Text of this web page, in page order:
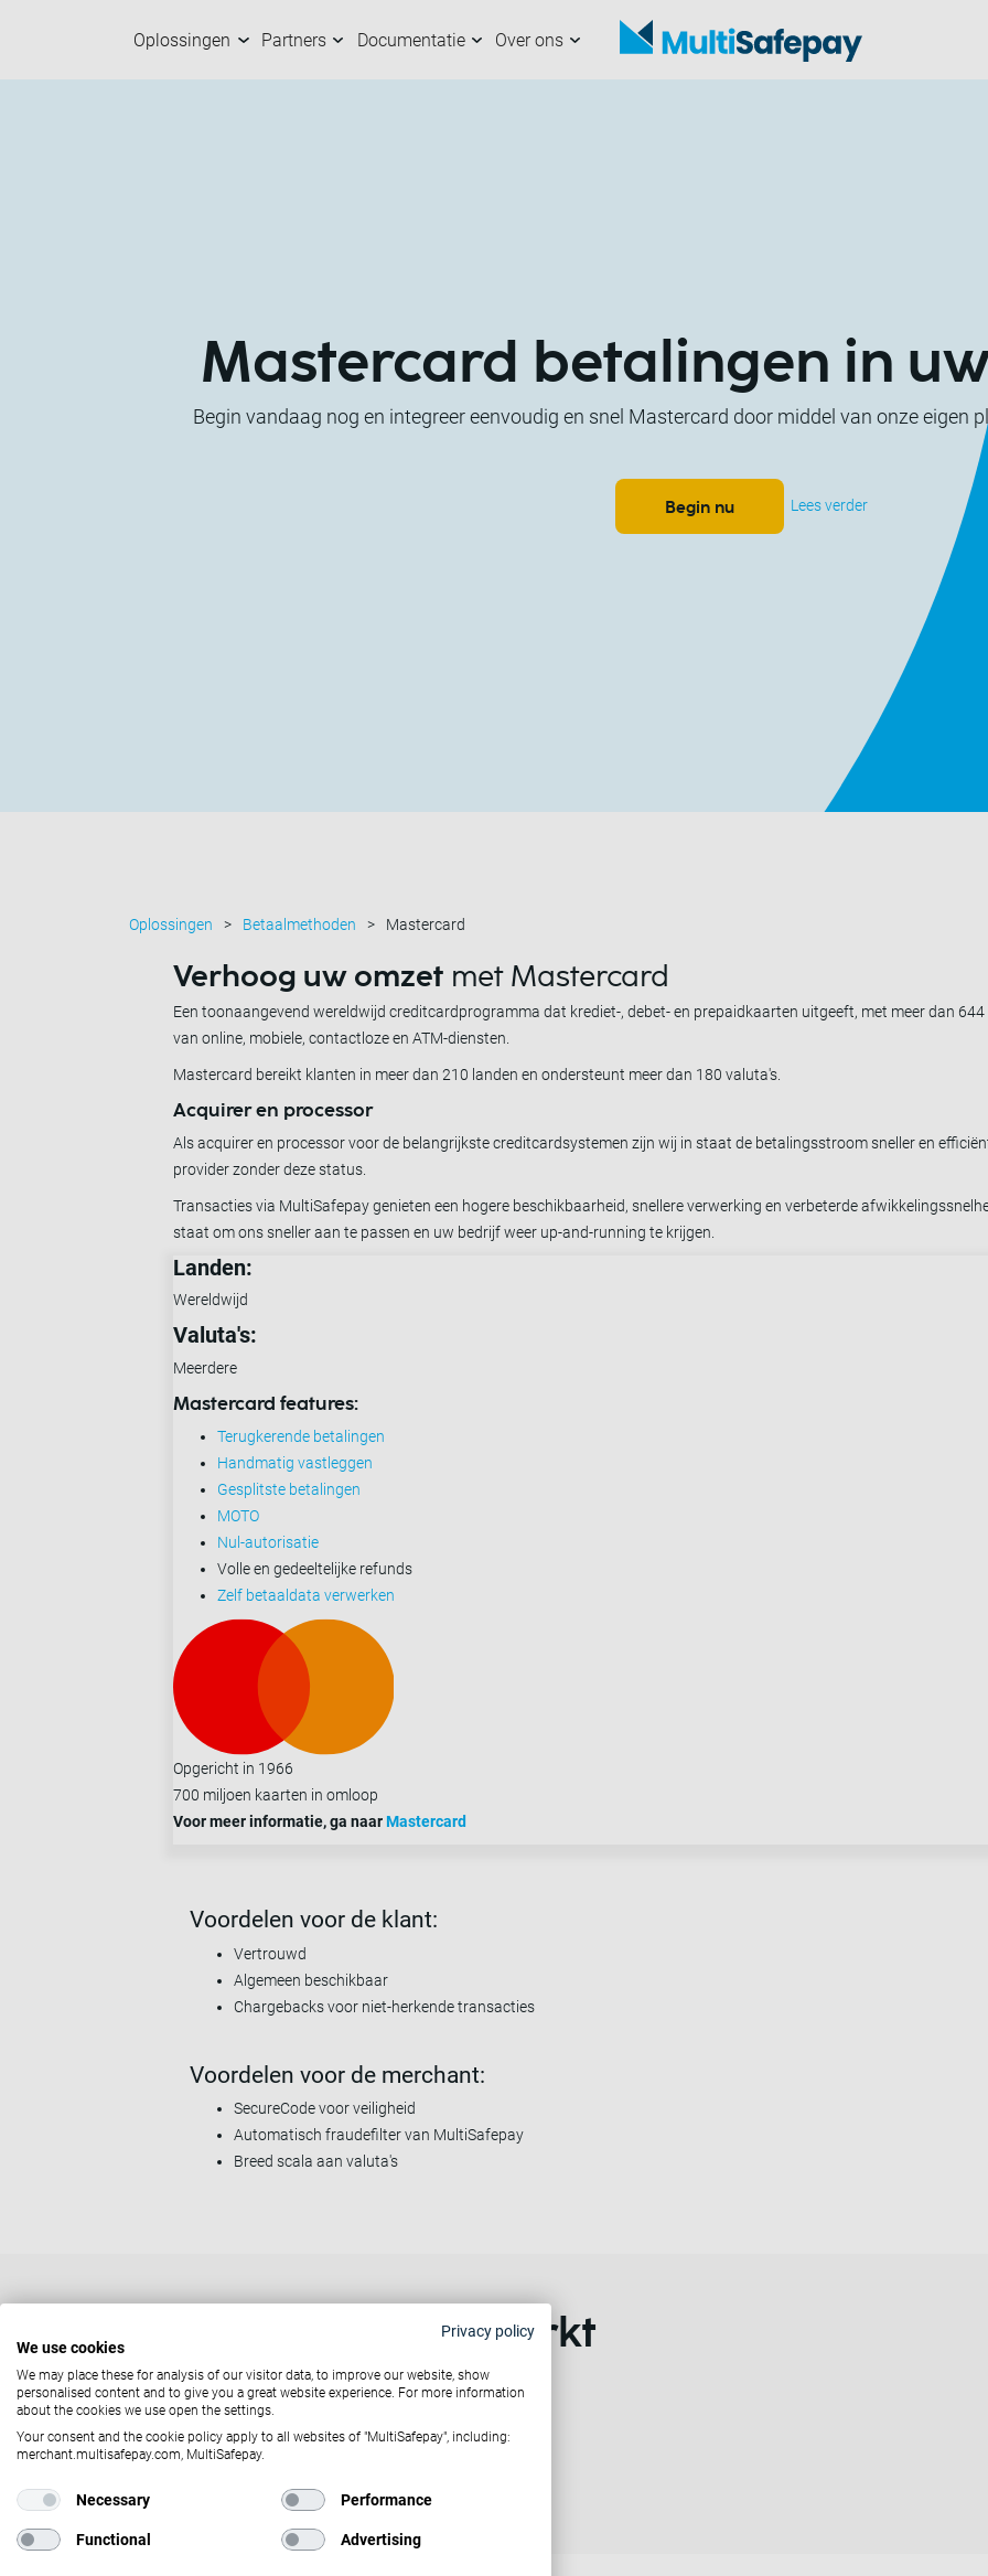
Oplossingen Partners Documentatie Over ons
Mastercard betalingen in
Begin vandaag nog en integreer eenvoudig en snel Mastercard door middel van onze eigen
Begin nu Lees verder
Oplossingen Betaalmethoden Mastercard
Verhoog uw omzet met Mastercard
Een toonaangevend wereldwijd creditcardprogramma dat krediet-, debet- en prepaidkaarten uitgeeft, met meer dan
van online, mobiele, contactloze en ATM-diensten.
Mastercard bereikt klanten in meer dan 210 landen en ondersteunt meer dan 180 valuta's.
Acquirer en processor
Als acquirer en processor voor de belangrijkste creditcardsystemen zijn wij in staat de betalingsstroom sneller en
provider zonder deze status.
Transacties via MultiSafepay genieten een hogere beschikbaarheid, snellere verwerking en verbeterde
staat om ons sneller aan te passen en uw bedrijf weer up-and-running te krijgen.
Landen:
Wereldwijd
Valuta's:
Meerdere
Mastercard features:
Terugkerende betalingen
Handmatig vastleggen
Gesplitste betalingen
MOTO
Nul-autorisatie
Volle en gedeeltelijke refunds
Zelf betaaldata verwerken
Opgericht in 1966
700 miljoen kaarten in omloop
Voor meer informatie, ga naarMastercard
Voordelen voor de klant:
Vertrouwd
Algemeen beschikbaar
Chargebacks voor niet-herkende transacties
Voordelen voor de merchant:
SecureCode voor veiligheid
Automatisch fraudefilter van MultiSafepay
Breed scala aan valuta's
Hoe Mastercard werkt
Voor verkopers
Privacy policy
We use cookies
We may place these for analysis of our visitor data, to improve our website, show
personalised content and to give you a great website experience. For more information
about the cookies we use open the settings.
Your consent and the cookie policy apply to all websites of "MultiSafepay", including:
merchant.multisafepay.com, MultiSafepay.
Necessary Performance
Functional Advertising